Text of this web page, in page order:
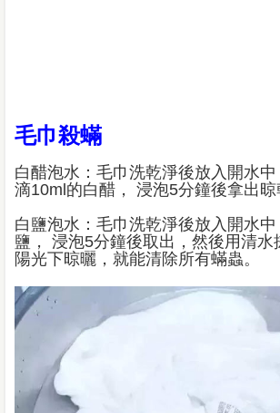
毛巾殺蟎
白醋泡水：毛巾洗乾淨後放入開水
滴10ml的白醋， 浸泡5分鐘後拿出晾
白鹽泡水：毛巾洗乾淨後放入開水
鹽， 浸泡5分鐘後取出，然後用清水
陽光下晾曬，就能清除所有蟎蟲。